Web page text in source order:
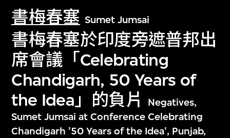
書梅春塞 Sumet Jumsai
書梅春塞於印度旁遮普邦出
席會議「Celebrating
Chandigarh, 50 Years of
the Idea」的負片
Negatives,
Sumet Jumsai at Conference Celebrating
Chandigarh '50 Years of the Idea', Punjab,
文化藏品。